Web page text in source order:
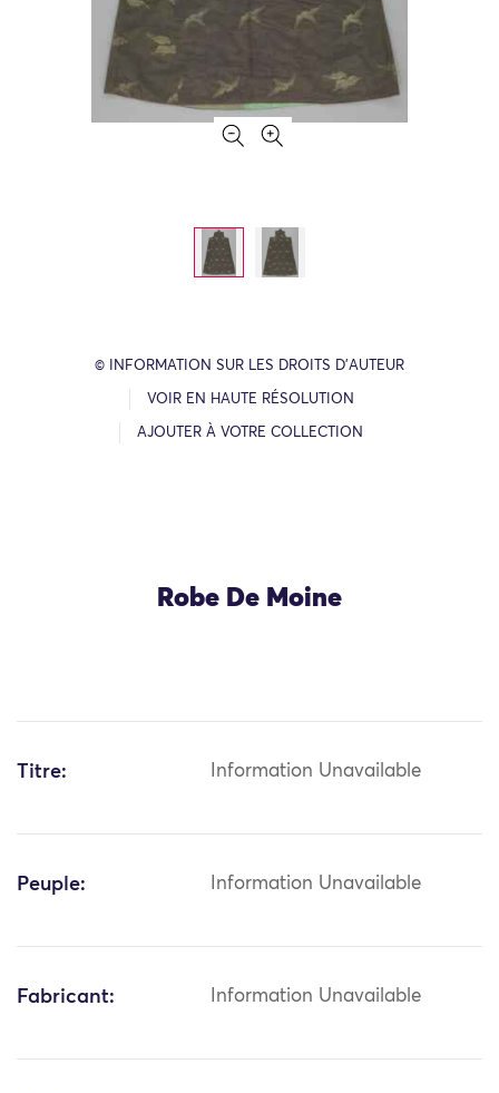
© INFORMATION SUR LES DROITS D’AUTEUR
VOIR EN HAUTE RÉSOLUTION
AJOUTER À VOTRE COLLECTION
Robe De Moine
Titre: Information Unavailable
Peuple: Information Unavailable
Fabricant: Information Unavailable